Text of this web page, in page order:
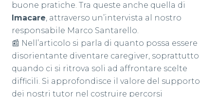
buone pratiche. Tra queste anche quella di
Imacare, attraverso un’intervista al nostro
responsabile Marco Santarello.
📰 Nell’articolo si parla di quanto possa essere
disorientante diventare caregiver, soprattutto
quando ci si ritrova soli ad affrontare scelte
difficili. Si approfondisce il valore del supporto
dei nostri tutor nel costruire percorsi